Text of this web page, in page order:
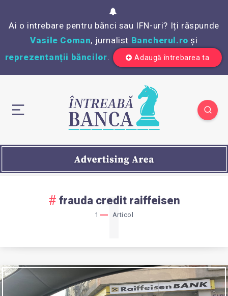
Ai o intrebare pentru bănci sau IFN-uri? Iți răspunde
Vasile Coman, jurnalist Bancherul.ro și
reprezentanții băncilor. Adaugă întrebarea ta
frauda credit raiffeisen
1 Articol
1